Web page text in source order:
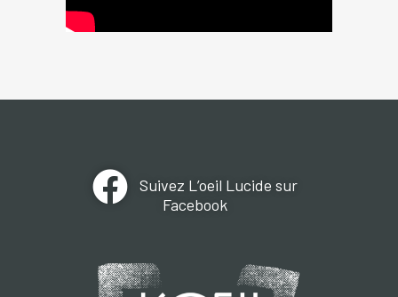
Suivez L’oeil Lucide sur
Facebook